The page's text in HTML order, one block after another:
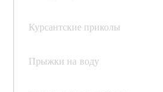
Курсантские приколы
Прыжки на воду